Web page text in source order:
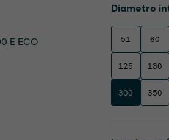
Select
Diametro
51 60
125 130
300 350